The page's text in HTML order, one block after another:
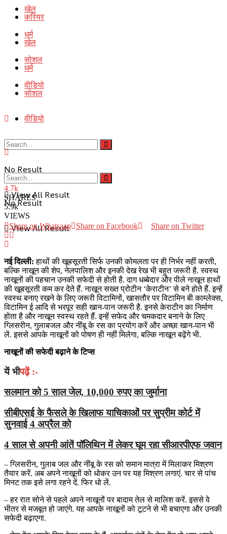
खेल
धर्म
सोशल
वीडियो
No Result
View All Result
करियर
खेल
धर्म
सोशल
वीडियो
No Result
View All Result
4.7k
SHARES
5.9k
VIEWS
Share on Whatsaap
Share on Facebook Share on Twitter
नई दिल्ली: हाथों की खूबसूरती सिर्फ उनकी कोमलता पर ही निर्भर नहीं करती,
बल्कि नाखून की शेप, नेलपालिश और इनकी देख रेख भी बहुत जरूरी है. स्वस्थ
नाखूनों की पहचान उनकी सफेदी से होती है. दाग धब्बेदार और पीले नाखून हाथों
की खूबसूरती कम कर देते हैं. नाखून सख्त प्रोटीन ‘केराटीन’ से बने होते हैं. इन्हें
स्वस्थ बनाए रखने के लिए जरूरी विटामिनों, खासतौर पर विटामिन बी काम्लेक्स,
विटामिन ई आदि से भरपूर सही खान-पान जरूरी है. इनसे केराटीन का निर्माण
होता है और नाखून स्वस्थ रहते हैं. इन्हें सफेद और चमकदार बनाने के लिए
ग्लिसरीन, गुलाबजल और नींबू के रस का प्रयोग करें और अच्छा खान-पान भी
लें. इससे आपके नाखूनों को पोषण ही नहीं मिलेगा, बल्कि नाखून बढ़ेंगे भी.
नाखूनों की सफेदी बढ़ाने के टिप्स
यें भीपढ़ें :-
सलमान को 5 साल जेल, 10,000 रुपए का जुर्माना
सीबीएसई के फैसले के खिलाफ याचिकाओं पर सुप्रीम कोर्ट में
सुनवाई 4 अप्रैल को
4 साल से अपनी आंतें पॉलिथिन में लेकर घूम रहा सीआरपीएफ जवान
– ग्लिसरीन, गुलाब जल और नींबू के रस को समान मात्रा में मिलाकर मिश्रण
तैयार करें. अब अपने नाखूनों को धोकर उन पर यह मिश्रण लगाएं. चार से पांच
मिनट तक इसे लगा रहने दें. फिर धो लें.
– हर रात सोने से पहले अपने नाखूनों पर बादाम तेल से मालिश करें. इससे वे
भीतर से मजबूत हो जाएंगे. यह आपके नाखूनों को टूटने से भी बचाएगा और उनकी
सफेदी बढ़ाएगा.